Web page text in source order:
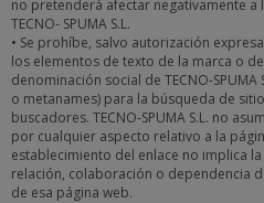
no pretenderá afectar negativamente
TECNO- SPUMA S.L.
• Se prohíbe, salvo autorización
los elementos de texto de la marca o
denominación social de TECNO-
o metanames) para la búsqueda de
buscadores. TECNO-SPUMA S.L. no
por cualquier aspecto relativo a la
establecimiento del enlace no implica
relación, colaboración o dependencia
de esa página web.